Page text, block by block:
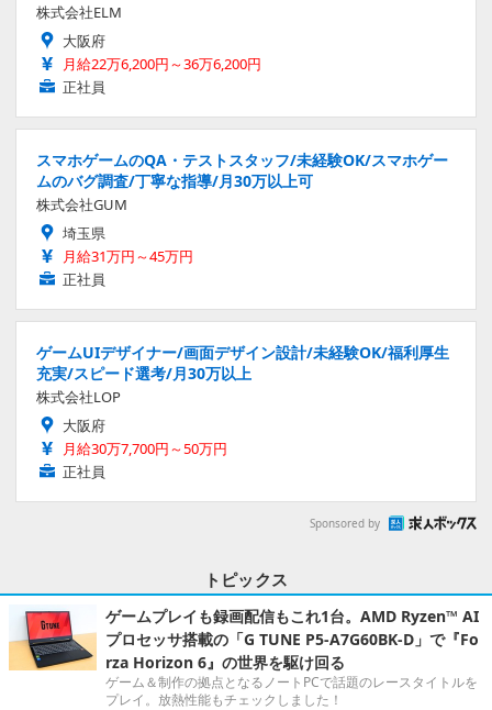
株式会社ELM
大阪府
月給22万6,200円～36万6,200円
正社員
スマホゲームのQA・テストスタッフ/未経験OK/スマホゲー
ムのバグ調査/丁寧な指導/月30万以上可
株式会社GUM
埼玉県
月給31万円～45万円
正社員
ゲームUIデザイナー/画面デザイン設計/未経験OK/福利厚生
充実/スピード選考/月30万以上
株式会社LOP
大阪府
月給30万7,700円～50万円
正社員
Sponsored by
トピックス
ゲームプレイも録画配信もこれ1台。AMD Ryzen™ AI
プロセッサ搭載の「G TUNE P5-A7G60BK-D」で『Fo
rza Horizon 6』の世界を駆け回る
ゲーム＆制作の拠点となるノートPCで話題のレースタイトルを
プレイ。放熱性能もチェックしました！